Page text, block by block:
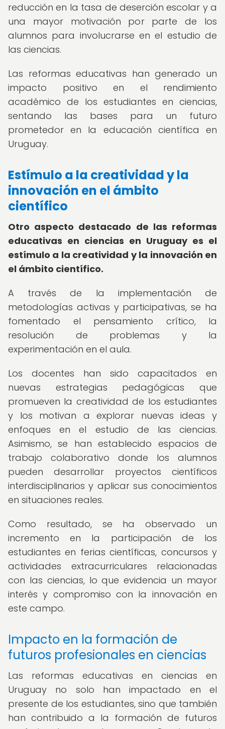
reducción en la tasa de deserción escolar y a
una mayor motivación por parte de los
alumnos para involucrarse en el estudio de
las ciencias.
Las reformas educativas han generado un
impacto positivo en el rendimiento
académico de los estudiantes en ciencias,
sentando las bases para un futuro
prometedor en la educación científica en
Uruguay.
Estímulo a la creatividad y la
innovación en el ámbito
científico
Otro aspecto destacado de las reformas
educativas en ciencias en Uruguay es el
estímulo a la creatividad y la innovación en
el ámbito científico.
A través de la implementación de
metodologías activas y participativas, se ha
fomentado el pensamiento crítico, la
resolución de problemas y la
experimentación en el aula.
Los docentes han sido capacitados en
nuevas estrategias pedagógicas que
promueven la creatividad de los estudiantes
y los motivan a explorar nuevas ideas y
enfoques en el estudio de las ciencias.
Asimismo, se han establecido espacios de
trabajo colaborativo donde los alumnos
pueden desarrollar proyectos científicos
interdisciplinarios y aplicar sus conocimientos
en situaciones reales.
Como resultado, se ha observado un
incremento en la participación de los
estudiantes en ferias científicas, concursos y
actividades extracurriculares relacionadas
con las ciencias, lo que evidencia un mayor
interés y compromiso con la innovación en
este campo.
Impacto en la formación de
futuros profesionales en ciencias
Las reformas educativas en ciencias en
Uruguay no solo han impactado en el
presente de los estudiantes, sino que también
han contribuido a la formación de futuros